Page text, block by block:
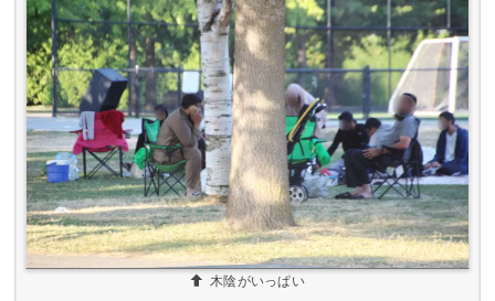
木陰がいっぱい